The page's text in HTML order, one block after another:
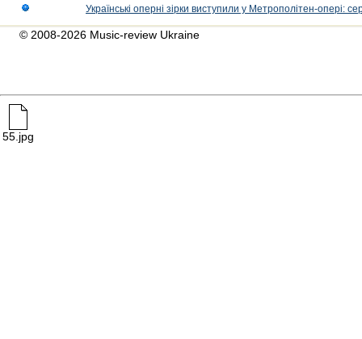
Українські оперні зірки виступили у Метрополітен-опері:
© 2008-2026 Music-review Ukraine
55.jpg